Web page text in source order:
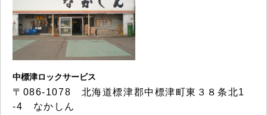
中標津ロックサービス
〒086-1078 北海道標津郡中標津町東３８条北1
-4 なかしん